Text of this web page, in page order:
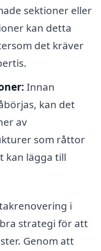
sektioner eller
kan detta
det kräver
Innan
kan det
av
som råttor
kan lägga till
i
strategi för att
Genom att